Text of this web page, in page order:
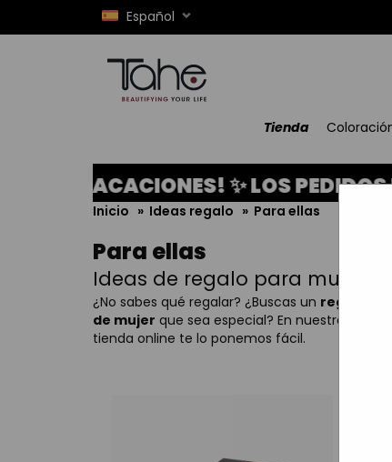
Español
Tienda
VACACIONES! ✨ LOS PEDIDOS
Inicio » Ideas regalo » Para ellas
Para ellas
Ideas de regalo para mujer
¿No sabes qué regalar? ¿Buscas un regalo
de mujer que sea especial? En nuestra
tienda online te lo ponemos fácil.